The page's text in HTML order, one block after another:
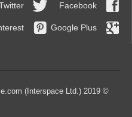
Facebook
Google Plus
© 2019 All the rights reserved to Getpose.com (Interspace Ltd.)